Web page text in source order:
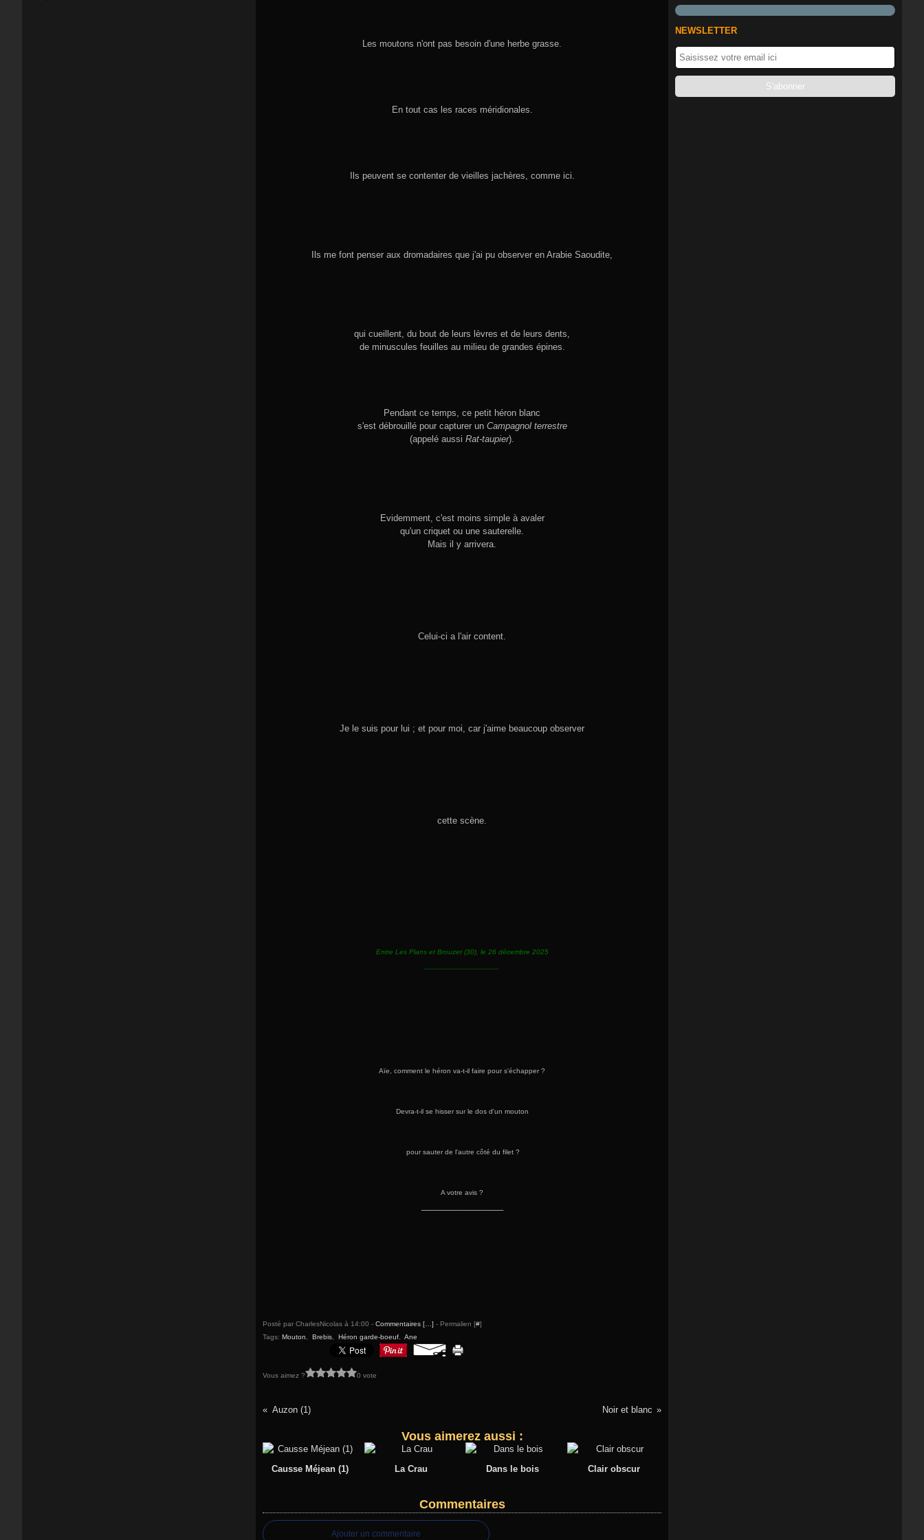
Les moutons n'ont pas besoin d'une herbe grasse.
En tout cas les races méridionales.
Ils peuvent se contenter de vieilles jachères, comme ici.
Ils me font penser aux dromadaires que j'ai pu observer en Arabie Saoudite,
qui cueillent, du bout de leurs lèvres et de leurs dents,
de minuscules feuilles au milieu de grandes épines.
Pendant ce temps, ce petit héron blanc
s'est débrouillé pour capturer un Campagnol terrestre
(appelé aussi Rat-taupier).
Evidemment, c'est moins simple à avaler
qu'un criquet ou une sauterelle.
Mais il y arrivera.
Celui-ci a l'air content.
Je le suis pour lui ; et pour moi, car j'aime beaucoup observer
cette scène.
Entre Les Plans et Brouzet (30), le 26 décembre 2025
Aïe, comment le héron va-t-il faire pour s'échapper ?
Devra-t-il se hisser sur le dos d'un mouton
pour sauter de l'autre côté du filet ?
A votre avis ?
Posté par CharlesNicolas à 14:00 - Commentaires [ ] - Permalien [#]
Tags: Mouton Brebis Héron garde-boeuf Ane
Vous aimez ? 0 vote
Auzon (1) Noir et blanc
Vous aimerez aussi :
Causse Méjean (1) La Crau Dans le bois Clair obscur
Commentaires
Ajouter un commentaire
NEWSLETTER